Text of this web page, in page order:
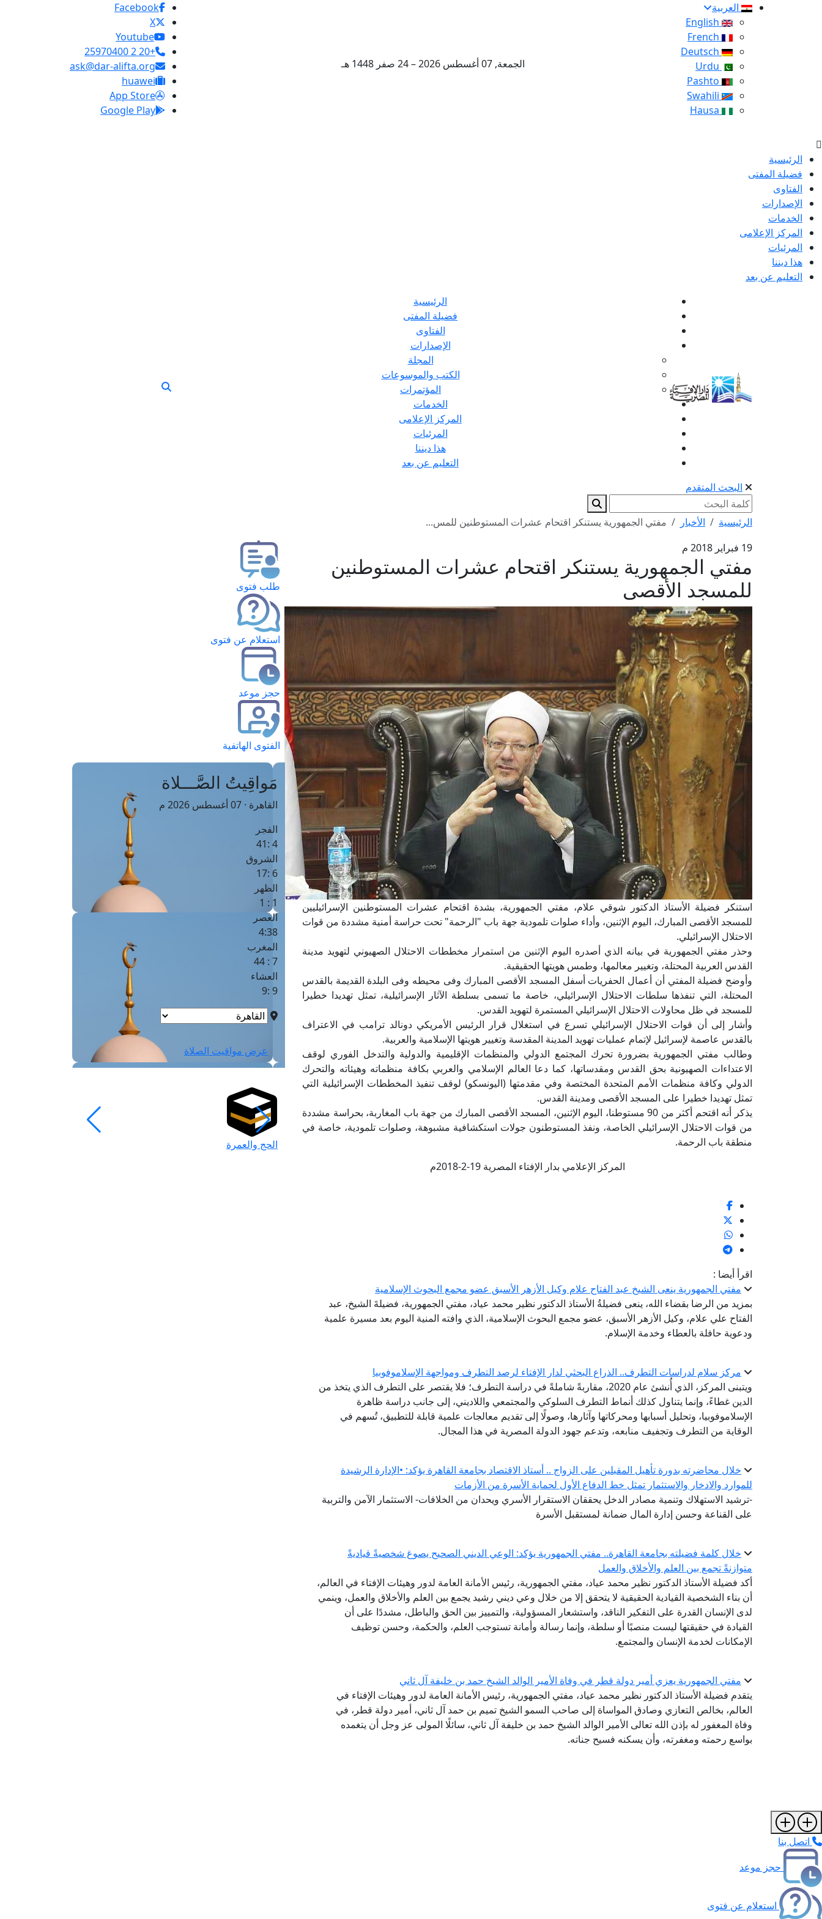
العربية
الجمعة, 07 أغسطس 2026 – 24 صفر 1448 هـ
Facebook
X
Youtube
+20 2 25970400
ask@dar-alifta.org
huawei
App Store
Google Play
الرئيسية
فضيلة المفتى
الفتاوى
الإصدارات
الخدمات
المركز الإعلامى
المرئيات
هذا ديننا
التعليم عن بعد
الرئيسية
فضيلة المفتى
الفتاوى
الإصدارات
المجلة
الكتب والموسوعات
المؤتمرات
الخدمات
المركز الإعلامى
المرئيات
هذا ديننا
التعليم عن بعد
البحث المتقدم
الرئيسية الأخبار
مفتي الجمهورية يستنكر اقتحام عشرات المستوطنين للمس...
19 فبراير 2018 م
مفتي الجمهورية يستنكر اقتحام عشرات المستوطنين
للمسجد الأقصى
استنكر فضيلة الأستاذ الدكتور شوقي علام، مفتي الجمهورية، بشدة اقتحام عشرات المستوطنين الإسرائيليين
للمسجد الأقصى المبارك، اليوم الإثنين، وأداء صلوات تلمودية جهة باب "الرحمة" تحت حراسة أمنية مشددة من قوات
الاحتلال الإسرائيلي.
وحذر مفتي الجمهورية في بيانه الذي أصدره اليوم الإثنين من استمرار مخططات الاحتلال الصهيوني لتهويد مدينة
القدس العربية المحتلة، وتغيير معالمها، وطمس هويتها الحقيقية.
وأوضح فضيلة المفتي أن أعمال الحفريات أسفل المسجد الأقصى المبارك وفى محيطه وفى البلدة القديمة بالقدس
المحتلة، التي تنفذها سلطات الاحتلال الإسرائيلي، خاصة ما تسمى بسلطة الآثار الإسرائيلية، تمثل تهديدا خطيرا
للمسجد في ظل محاولات الاحتلال الإسرائيلي المستمرة لتهويد القدس.
وأشار إلى أن قوات الاحتلال الإسرائيلي تسرع في استغلال قرار الرئيس الأمريكي دونالد ترامب في الاعتراف
بالقدس عاصمة لإسرائيل لإتمام عمليات تهويد المدينة المقدسة وتغيير هويتها الإسلامية والعربية.
وطالب مفتي الجمهورية بضرورة تحرك المجتمع الدولي والمنظمات الإقليمية والدولية والتدخل الفوري لوقف
الاعتداءات الصهيونية بحق القدس ومقدساتها، كما دعا العالم الإسلامي والعربي بكافة منظماته وهيئاته والتحرك
الدولي وكافة منظمات الأمم المتحدة المختصة وفي مقدمتها (اليونسكو) لوقف تنفيذ المخططات الإسرائيلية التي
تمثل تهديدا خطيرا على المسجد الأقصى ومدينة القدس.
يذكر أنه اقتحم أكثر من 90 مستوطنا، اليوم الإثنين، المسجد الأقصى المبارك من جهة باب المغاربة، بحراسة مشددة
من قوات الاحتلال الإسرائيلي الخاصة، ونفذ المستوطنون جولات استكشافية مشبوهة، وصلوات تلمودية، خاصة في
منطقة باب الرحمة.
المركز الإعلامي بدار الإفتاء المصرية 19-2-2018م
اقرأ أيضا :
مفتي الجمهورية ينعى الشيخ عبد الفتاح علام وكيل الأزهر الأسبق عضو مجمع البحوث الإسلامية
بمزيد من الرضا بقضاء الله، ينعى فضيلةُ الأستاذ الدكتور نظير محمد عياد، مفتي الجمهورية، فضيلةَ الشيخ، عبد
الفتاح علي علام، وكيل الأزهر الأسبق، عضو مجمع البحوث الإسلامية، الذي وافته المنية اليوم بعد مسيرة علمية
ودعوية حافلة بالعطاء وخدمة الإسلام.
مركز سلام لدراسات التطرف.. الذراع البحثي لدار الإفتاء لرصد التطرف ومواجهة الإسلاموفوبيا
ويتبنى المركز، الذي أُنشئ عام 2020، مقاربةً شاملةً في دراسة التطرف؛ فلا يقتصر على التطرف الذي يتخذ من
الدين غطاءً، وإنما يتناول كذلك أنماط التطرف السلوكي والمجتمعي واللاديني، إلى جانب دراسة ظاهرة
الإسلاموفوبيا، وتحليل أسبابها ومحركاتها وآثارها، وصولًا إلى تقديم معالجات علمية قابلة للتطبيق، تُسهم في
الوقاية من التطرف وتجفيف منابعه، وتدعم جهود الدولة المصرية في هذا المجال.
خلال محاضرته بدورة تأهيل المقبلين على الزواج .. أستاذ الاقتصاد بجامعة القاهرة يؤكد: •الإدارة الرشيدة
للموارد والادخار والاستثمار تمثل خط الدفاع الأول لحماية الأسرة من الأزمات
-ترشيد الاستهلاك وتنمية مصادر الدخل يحققان الاستقرار الأسري ويحدان من الخلافات- الاستثمار الآمن والتربية
على القناعة وحسن إدارة المال ضمانة لمستقبل الأسرة
خلال كلمة فضيلته بجامعة القاهرة.. مفتي الجمهورية يؤكد: الوعي الديني الصحيح يصوغ شخصيةً قياديةً
متوازنةً تجمع بين العلم والأخلاق والعمل
أكد فضيلة الأستاذ الدكتور نظير محمد عياد، مفتي الجمهورية، رئيس الأمانة العامة لدور وهيئات الإفتاء في العالم،
أن بناء الشخصية القيادية الحقيقية لا يتحقق إلا من خلال وعي ديني رشيد يجمع بين العلم والأخلاق والعمل، وينمي
لدى الإنسان القدرة على التفكير الناقد، واستشعار المسؤولية، والتمييز بين الحق والباطل، مشددًا على أن
القيادة في حقيقتها ليست منصبًا أو سلطة، وإنما رسالة وأمانة تستوجب العلم، والحكمة، وحسن توظيف
الإمكانات لخدمة الإنسان والمجتمع.
مفتي الجمهورية يعزي أمير دولة قطر في وفاة الأمير الوالد الشيخ حمد بن خليفة آل ثاني
يتقدم فضيلة الأستاذ الدكتور نظير محمد عياد، مفتي الجمهورية، رئيس الأمانة العامة لدور وهيئات الإفتاء في
العالم، بخالص التعازي وصادق المواساة إلى صاحب السمو الشيخ تميم بن حمد آل ثاني، أمير دولة قطر، في
وفاة المغفور له بإذن الله تعالى الأمير الوالد الشيخ حمد بن خليفة آل ثاني، سائلًا المولى عز وجل أن يتغمده
بواسع رحمته ومغفرته، وأن يسكنه فسيح جناته.
طلب فتوى
استعلام عن فتوى
حجز موعد
الفتوى الهاتفية
مَواقِيتُ الصَّـــلاة
القاهرة · 07 أغسطس 2026 م
الفجر
4 :41
الشروق
6 :17
الظهر
1 : 1
العصر
4:38
المغرب
7 : 44
العشاء
9 :9
عرض مواقيت الصلاة
الحج والعمرة
اتصل بنا
حجز موعد
استعلام عن فتوى